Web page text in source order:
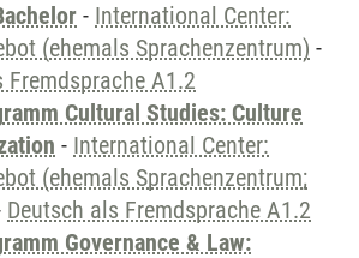
- International Center:
(ehemals Sprachenzentrum) -
Fremdsprache A1.2
Cultural Studies: Culture
- International Center:
(ehemals Sprachenzentrum;
Deutsch als Fremdsprache A1.2
Governance & Law: